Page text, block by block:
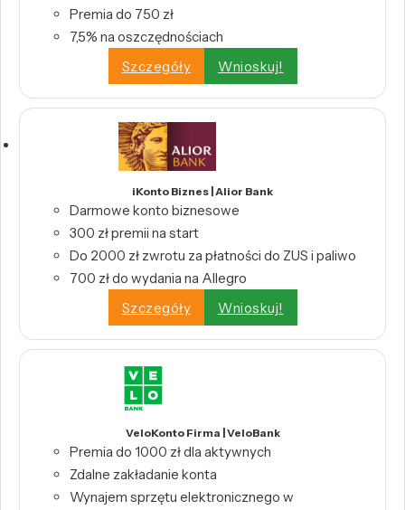
Premia do 750 zł
7,5% na oszczędnościach
Szczegóły
Wnioskuj!
iKonto Biznes | Alior Bank
Darmowe konto biznesowe
300 zł premii na start
Do 2000 zł zwrotu za płatności do ZUS i paliwo
700 zł do wydania na Allegro
Szczegóły
Wnioskuj!
VeloKonto Firma | VeloBank
Premia do 1000 zł dla aktywnych
Zdalne zakładanie konta
Wynajem sprzętu elektronicznego w